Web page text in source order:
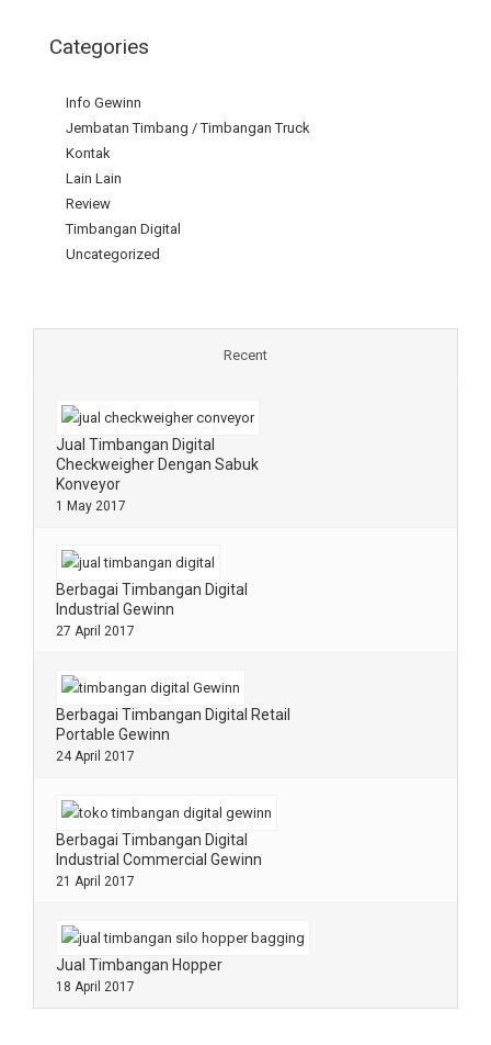
Categories
Info Gewinn
Jembatan Timbang / Timbangan Truck
Kontak
Lain Lain
Review
Timbangan Digital
Uncategorized
Recent
Jual Timbangan Digital
Checkweigher Dengan Sabuk
Konveyor
1 May 2017
Berbagai Timbangan Digital
Industrial Gewinn
27 April 2017
Berbagai Timbangan Digital Retail
Portable Gewinn
24 April 2017
Berbagai Timbangan Digital
Industrial Commercial Gewinn
21 April 2017
Jual Timbangan Hopper
18 April 2017